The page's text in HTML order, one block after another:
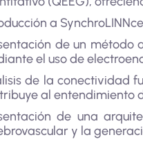
a
de un método
el uso de
de la conectividad
al entendimiento
de una
y la